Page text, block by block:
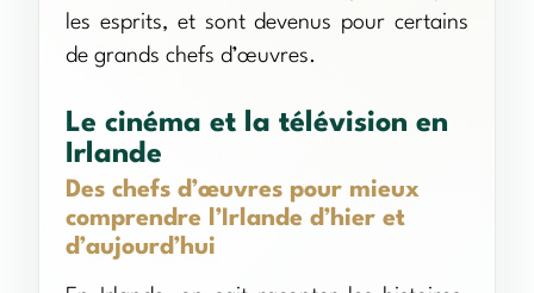
les esprits, et sont devenus pour certains
de grands chefs d’œuvres.
Le cinéma et la télévision en
Irlande
Des chefs d’œuvres pour mieux
comprendre l’Irlande d’hier et
d’aujourd’hui